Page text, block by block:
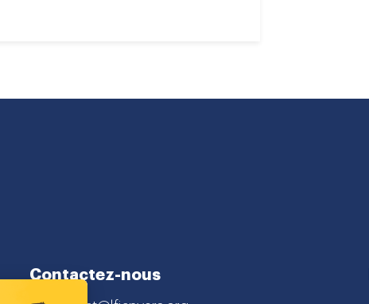
Contactez-nous